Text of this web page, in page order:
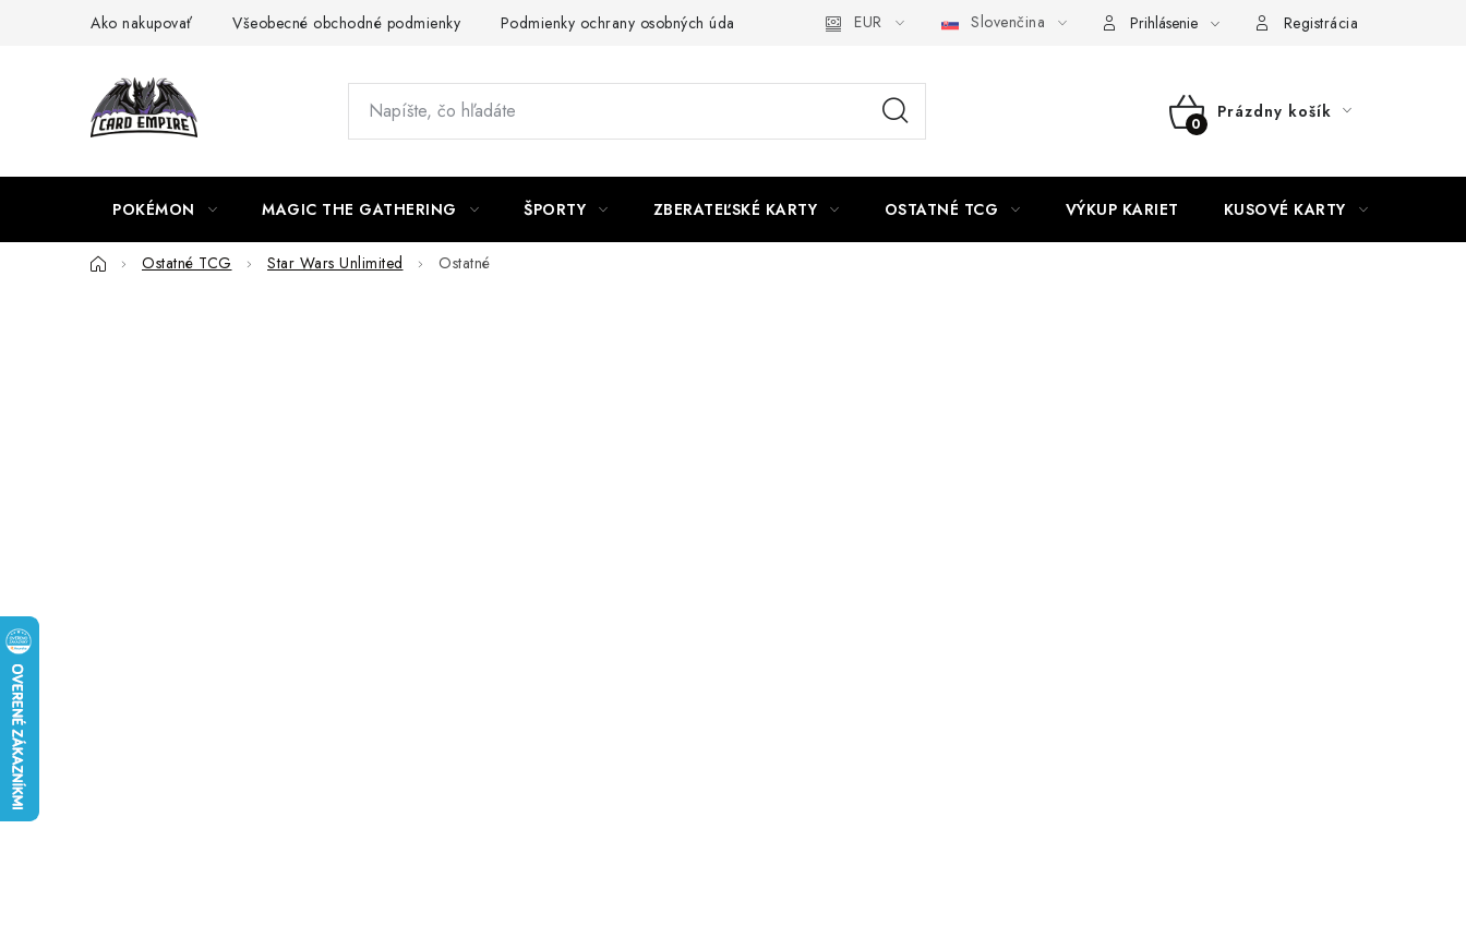
Ako nakupovať Všeobecné obchodné podmienky Podmienky ochrany osobných údajov a poučenie o Cookies Kontakty Doprava a platba Práca v CardEmpire
EUR Slovenčina Prihlásenie Registrácia
NÁKUPNÝ
Prázdny košík
POKÉMON MAGIC THE GATHERING ŠPORTY ZBERATEĽSKÉ KARTY OSTATNÉ TCG VÝKUP KARIET KUSOVÉ KARTY
DomovOstatné TCG Star Wars Unlimited Ostatné